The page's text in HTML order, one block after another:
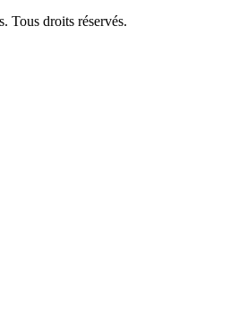
Tous droits réservés.